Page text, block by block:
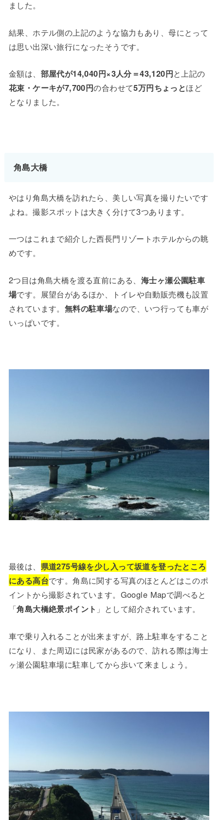
ました。
結果、ホテル側の上記のような協力もあり、母にとって
は思い出深い旅行になったそうです。
金額は、 部屋代が14,040円×3人分＝43,120円と上記の
花束・ケーキが7,700円の合わせて5万円ちょっとほど
となりました。
角島大橋
やはり角島大橋を訪れたら、美しい写真を撮りたいです
よね。撮影スポットは大きく分けて3つあります。
一つはこれまで紹介した西長門リゾートホテルからの眺
めです。
2つ目は角島大橋を渡る直前にある、 海士ヶ瀬公園駐車
場です。展望台があるほか、トイレや自動販売機も設置
されています。 無料の駐車場なので、いつ行っても車が
いっぱいです。
最後は、 県道275号線を少し入って坂道を登ったところ
にある高台です。角島に関する写真のほとんどはこのポ
イントから撮影されています。Google Mapで調べると
「角島大橋絶景ポイント 」として紹介されています。
車で乗り入れることが出来ますが、路上駐車をすること
になり、また周辺には民家があるので、訪れる際は海士
ヶ瀬公園駐車場に駐車してから歩いて来ましょう。